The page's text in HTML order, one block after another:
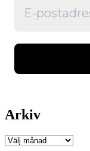
Arkiv
Arkiv